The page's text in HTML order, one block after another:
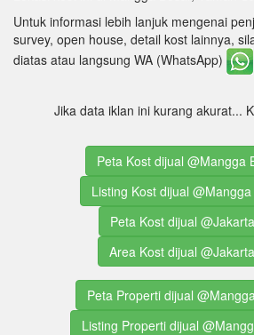
Untuk informasi lebih lanjuk mengenai
survey, open house, detail kost lainnya,
diatas atau langsung WA (WhatsApp)
Jika data iklan ini kurang akurat...
Peta Kost dijual @Mangga
Listing Kost dijual
Peta Kost dijual
Area Kost dijual
Peta Properti dijual
Listing Properti dijual